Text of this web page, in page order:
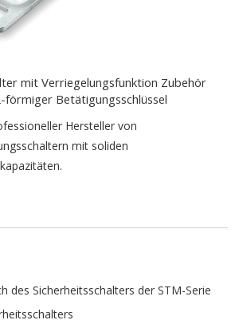
mit Verriegelungsfunktion Zubehör
förmiger Betätigungsschlüssel
Hersteller von
mit soliden
des Sicherheitsschalters der STM-Serie